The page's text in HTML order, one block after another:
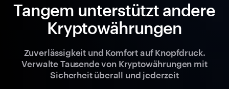
Tangem unterstützt andere
Kryptowährungen
Zuverlässigkeit und Komfort auf Knopfdruck.
Verwalte Tausende von Kryptowährungen mit
Sicherheit überall und jederzeit